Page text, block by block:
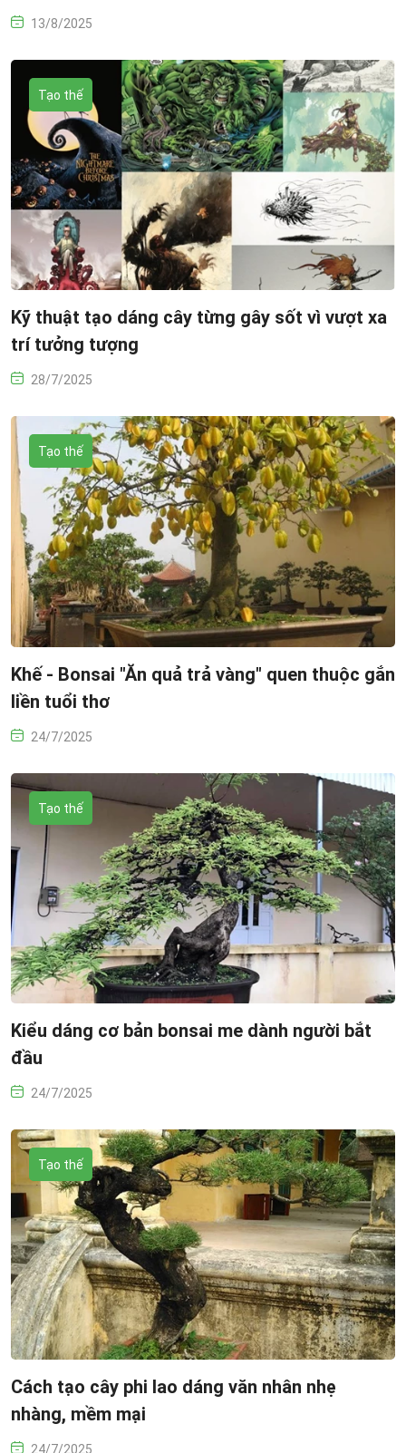
13/8/2025
Tạo thế
Kỹ thuật tạo dáng cây từng gây sốt vì vượt xa
trí tưởng tượng
28/7/2025
Tạo thế
Khế - Bonsai "Ăn quả trả vàng" quen thuộc gắn
liền tuổi thơ
24/7/2025
Tạo thế
Kiểu dáng cơ bản bonsai me dành người bắt
đầu
24/7/2025
Tạo thế
Cách tạo cây phi lao dáng văn nhân nhẹ
nhàng, mềm mại
24/7/2025